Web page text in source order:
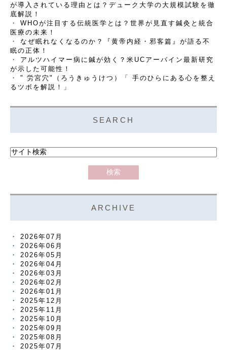
が導入されている理由とは？デューク大学の大規模試験を徹
底解説！
WHOが注目する伝統医学とは？世界が見直す鍼灸と統合
医療の未来！
なぜ眠れなくなるのか？『黄帝内経・邪客篇』が語る不
眠の正体！
アルツハイマー病に鍼が効く？米UCアーバイン最新研究
が示した可能性！
" 労宮穴"（ろうきゅうけつ）「 手のひらにある心を整え
るツボを解説！」
SEARCH
ARCHIVE
2026年07月
2026年06月
2026年05月
2026年04月
2026年03月
2026年02月
2026年01月
2025年12月
2025年11月
2025年10月
2025年09月
2025年08月
2025年07月